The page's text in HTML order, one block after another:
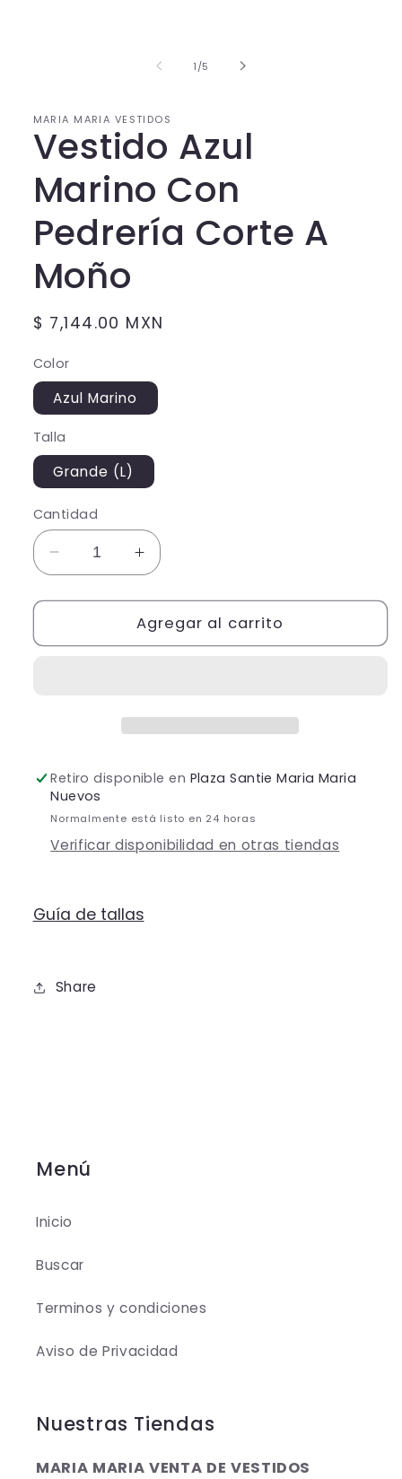
1/de
5
MARIA MARIA VESTIDOS
Vestido Azul
Marino Con
Pedrería Corte A
Moño
Precio
$ 7,144.00 MXN
Color
Azul Marino
Talla
Grande (L)
Cantidad
Reducir
cantidad
para
Azul
Aumentar
cantidad
para
Vestido
Azul
Agregar al carrito
Retiro disponible en Plaza Santie Maria Maria
Nuevos
Normalmente está listo en 24 horas
Verificar disponibilidad en otras tiendas
Guía de tallas
Share
Menú
Inicio
Buscar
Terminos y condiciones
Aviso de Privacidad
Nuestras Tiendas
MARIA MARIA VENTA DE VESTIDOS